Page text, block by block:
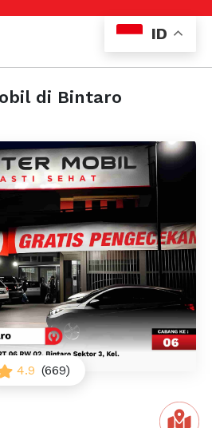
di Bintaro
4.9 (669)
ID